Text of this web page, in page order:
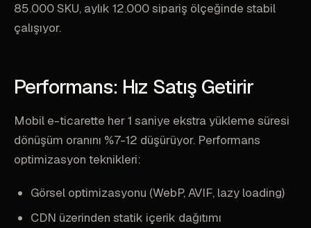
85.000 SKU, aylık 12.000 sipariş ölçeğinde stabil
çalışıyor.
Performans: Hız Satış Getirir
Mobil e-ticarette her 1 saniye ekstra yükleme süresi
dönüşüm oranını %7-12 düşürüyor. Performans
optimizasyon teknikleri:
Görsel optimizasyonu (WebP, AVIF, lazy loading)
CDN üzerinden statik içerik dağıtımı